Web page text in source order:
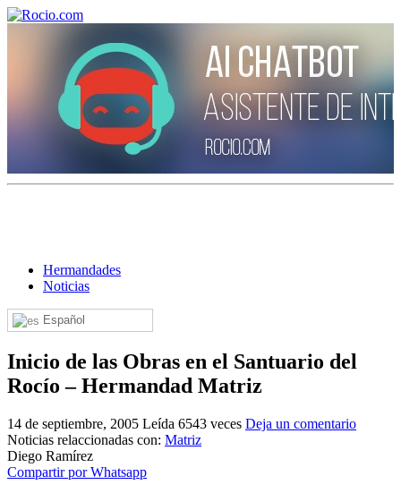
Hermandades
Noticias
Español
Inicio de las Obras en el Santuario del
Rocío – Hermandad Matriz
14 de septiembre, 2005 Leída 6543 veces Deja un comentario
Noticias relaccionadas con: Matriz
Diego Ramírez
Compartir por Whatsapp
Historia de la Virgen del Rocío
¿Cuándo es la romería del Rocío?
¿Cuántas hermandades participan en la romería?
¿Cuándo se construyó la primera ermita?
El traslado cada siete años
¿Cuales son los actos principales que se celebran en el